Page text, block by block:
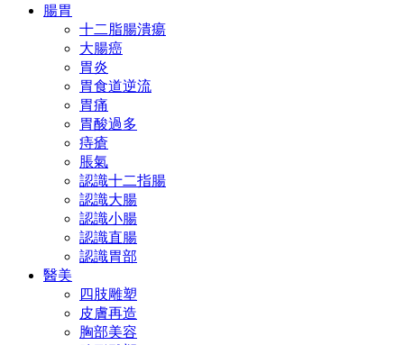
腸胃
十二脂腸潰瘍
大腸癌
胃炎
胃食道逆流
胃痛
胃酸過多
痔瘡
脹氣
認識十二指腸
認識大腸
認識小腸
認識直腸
認識胃部
醫美
四肢雕塑
皮膚再造
胸部美容